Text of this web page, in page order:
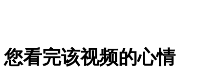
您看完该视频的心情